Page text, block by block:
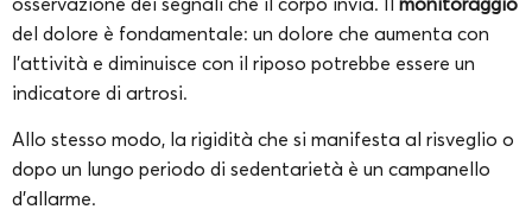
del dolore è fondamentale: un dolore che aumenta con
l’attività e diminuisce con il riposo potrebbe essere un
indicatore di artrosi.
Allo stesso modo, la rigidità che si manifesta al risveglio o
dopo un lungo periodo di sedentarietà è un campanello
d’allarme.